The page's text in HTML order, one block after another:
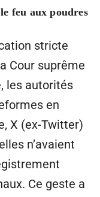
feu aux poudres
stricte
Cour suprême
les autorités
en
X (ex-Twitter)
n’avaient
Ce geste a